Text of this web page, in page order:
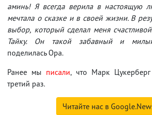
аминь! Я всегда верила в настоящую
мечтала о сказке и в своей жизни. В
выбор, который сделал меня
Тайку. Он такой забавный и
поделилась Ора.
Ранее мы писали, что Марк
третий раз.
Читайте нас в